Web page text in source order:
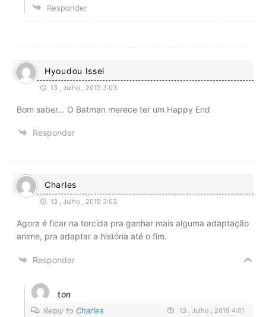
Responder
Hyoudou Issei
13 , Julho , 2019 3:03
Bom saber… O Batman merece ter um Happy End
Responder
Charles
13 , Julho , 2019 3:03
Agora é ficar na torcida pra ganhar mais alguma adaptação
anime, pra adaptar a história até o fim.
Responder
ton
Reply to Charles 13 , Julho , 2019 4:01